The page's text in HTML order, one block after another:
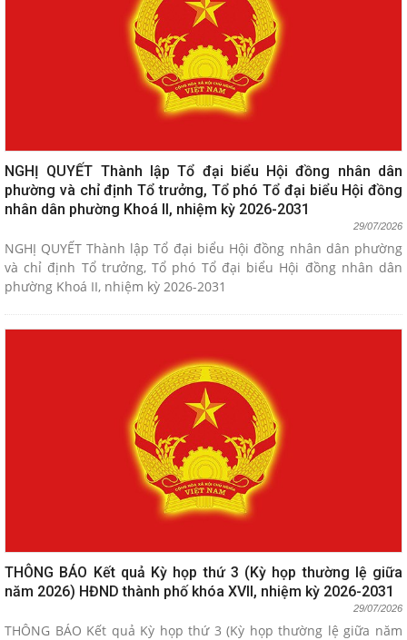
NGHỊ QUYẾT Thành lập Tổ đại biểu Hội đồng nhân dân
phường và chỉ định Tổ trưởng, Tổ phó Tổ đại biểu Hội đồng
nhân dân phường Khoá II, nhiệm kỳ 2026-2031
29/07/2026
NGHỊ QUYẾT Thành lập Tổ đại biểu Hội đồng nhân dân phường
và chỉ định Tổ trưởng, Tổ phó Tổ đại biểu Hội đồng nhân dân
phường Khoá II, nhiệm kỳ 2026-2031
THÔNG BÁO Kết quả Kỳ họp thứ 3 (Kỳ họp thường lệ giữa
năm 2026) HĐND thành phố khóa XVII, nhiệm kỳ 2026-2031
29/07/2026
THÔNG BÁO Kết quả Kỳ họp thứ 3 (Kỳ họp thường lệ giữa năm